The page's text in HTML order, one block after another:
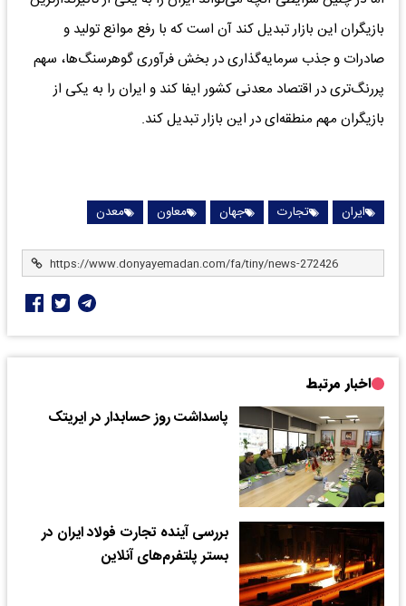
بازیگران این بازار تبدیل کند آن است که با رفع موانع تولید و
صادرات و جذب سرمایه‌گذاری در بخش فرآوری گوهرسنگ‌ها، سهم
پررنگ‌تری در اقتصاد معدنی کشور ایفا کند و ایران را به یکی از
بازیگران مهم منطقه‌ای در این بازار تبدیل کند.
ایران تجارت جهان معاون معدن
اخبار مرتبط
پاسداشت روز حسابدار در ایریتک
بررسی آینده تجارت فولاد ایران در
بستر پلتفرم‌های آنلاین